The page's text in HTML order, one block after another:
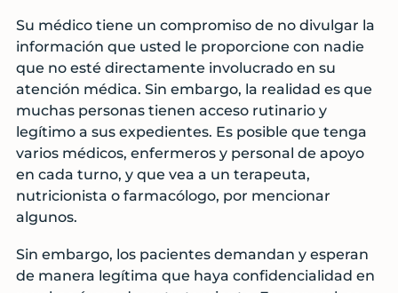
Su médico tiene un compromiso de no divulgar la
información que usted le proporcione con nadie
que no esté directamente involucrado en su
atención médica. Sin embargo, la realidad es que
muchas personas tienen acceso rutinario y
legítimo a sus expedientes. Es posible que tenga
varios médicos, enfermeros y personal de apoyo
en cada turno, y que vea a un terapeuta,
nutricionista o farmacólogo, por mencionar
algunos.
Sin embargo, los pacientes demandan y esperan
de manera legítima que haya confidencialidad en